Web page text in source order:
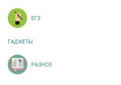
ЕГЭ
ГАДЖЕТЫ
РАЗНОЕ